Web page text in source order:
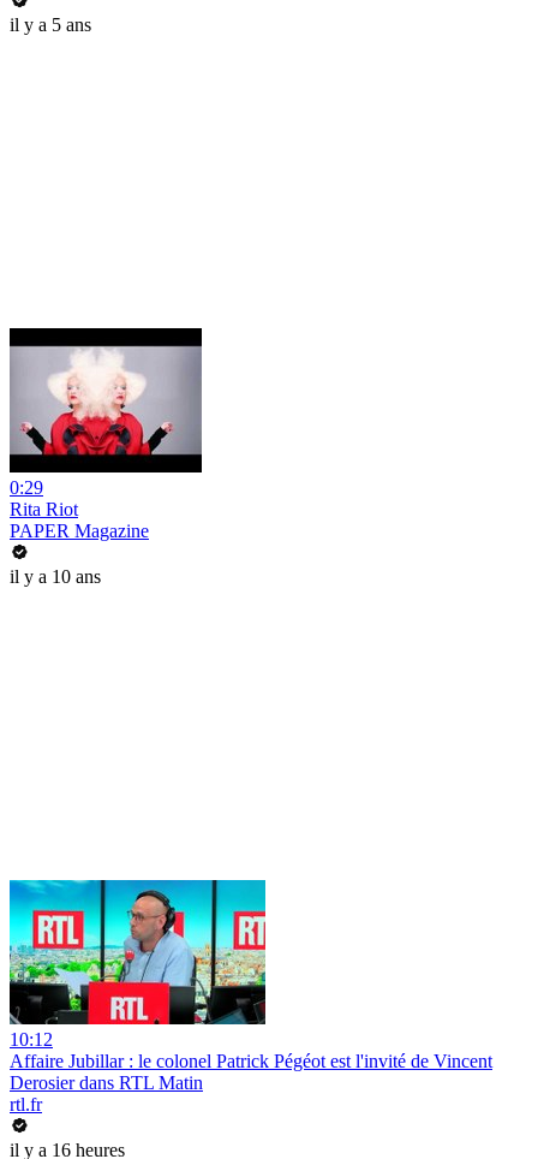
il y a 5 ans
0:29
Rita Riot
PAPER Magazine
il y a 10 ans
10:12
Affaire Jubillar : le colonel Patrick Pégéot est l'invité de Vincent
Derosier dans RTL Matin
rtl.fr
il y a 16 heures